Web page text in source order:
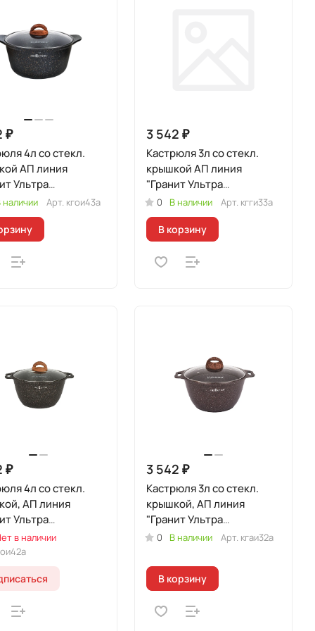
₽
4л со стекл.
АП линия
Ультра
наличии Арт. кгои43а
3 542 ₽
Кастрюля 3л со стекл.
крышкой АП линия
"Гранит Ультра
Индукционная" (синий)
0 В наличии Арт. кгги33а
В корзину
₽
4л со стекл.
АП линия
Ультра
в наличии
3 542 ₽
Кастрюля 3л со стекл.
крышкой, АП линия
"Гранит Ультра
Индукционная" (Красный)
0 В наличии Арт. кгаи32а
В корзину